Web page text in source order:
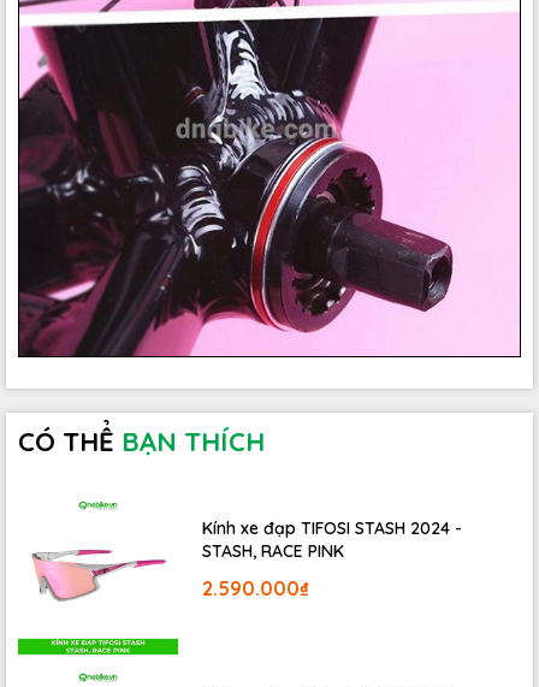
CÓ THỂ BẠN THÍCH
Kính xe đạp TIFOSI STASH 2024 -
STASH, RACE PINK
2.590.000₫